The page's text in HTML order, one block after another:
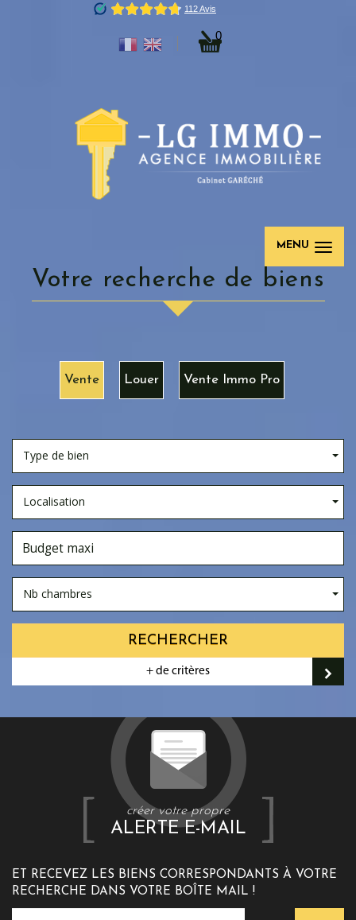
0
MENU
Votre recherche de biens
Vente Louer Vente Immo Pro
Type de bien
Localisation
Nb chambres
RECHERCHER
+ de critères
créer votre propre
ALERTE E-MAIL
ET RECEVEZ LES BIENS CORRESPONDANTS À VOTRE
RECHERCHE DANS VOTRE BOÎTE MAIL !